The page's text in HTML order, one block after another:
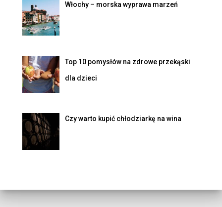
Włochy – morska wyprawa marzeń
Top 10 pomysłów na zdrowe przekąski
dla dzieci
Czy warto kupić chłodziarkę na wina